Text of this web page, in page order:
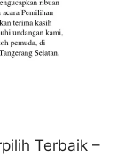
Terbaik –